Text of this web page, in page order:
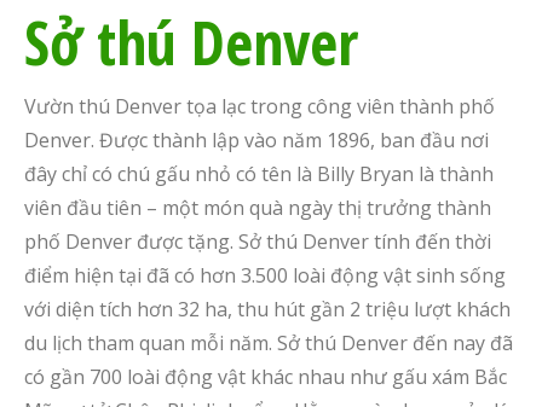
Sở thú Denver
Vườn thú Denver tọa lạc trong công viên thành phố
Denver. Được thành lập vào năm 1896, ban đầu nơi
đây chỉ có chú gấu nhỏ có tên là Billy Bryan là thành
viên đầu tiên – một món quà ngày thị trưởng thành
phố Denver được tặng. Sở thú Denver tính đến thời
điểm hiện tại đã có hơn 3.500 loài động vật sinh sống
với diện tích hơn 32 ha, thu hút gần 2 triệu lượt khách
du lịch tham quan mỗi năm. Sở thú Denver đến nay đã
có gần 700 loài động vật khác nhau như gấu xám Bắc